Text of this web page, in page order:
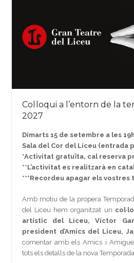
Col·loqui a l’entorn de la
2027
Dimarts 15 de setembre a les 19h
Sala del Cor del Liceu (entrada
*Activitat gratuïta, cal reserva
**L’activitat es realitzarà en
***Recordeu apagar els vostres
Amb motiu de la propera
del Liceu hem organitzat un
artístic del Liceu, Víctor
president d’Amics del Liceu,
comentar amb els Amics i
tots els detalls de la nova